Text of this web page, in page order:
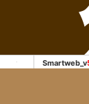
Smartweb_v